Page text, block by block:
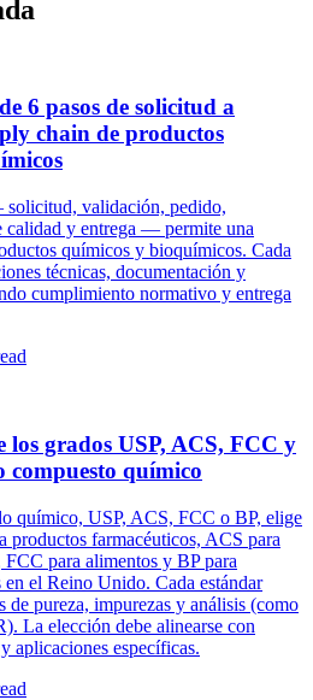
6 pasos de solicitud a
chain de productos
validación, pedido,
calidad y entrega — permite una
químicos y bioquímicos. Cada
técnicas, documentación y
cumplimiento normativo y entrega
los grados USP, ACS, FCC y
compuesto químico
químico, USP, ACS, FCC o BP, elige
productos farmacéuticos, ACS para
FCC para alimentos y BP para
en el Reino Unido. Cada estándar
de pureza, impurezas y análisis (como
La elección debe alinearse con
aplicaciones específicas.